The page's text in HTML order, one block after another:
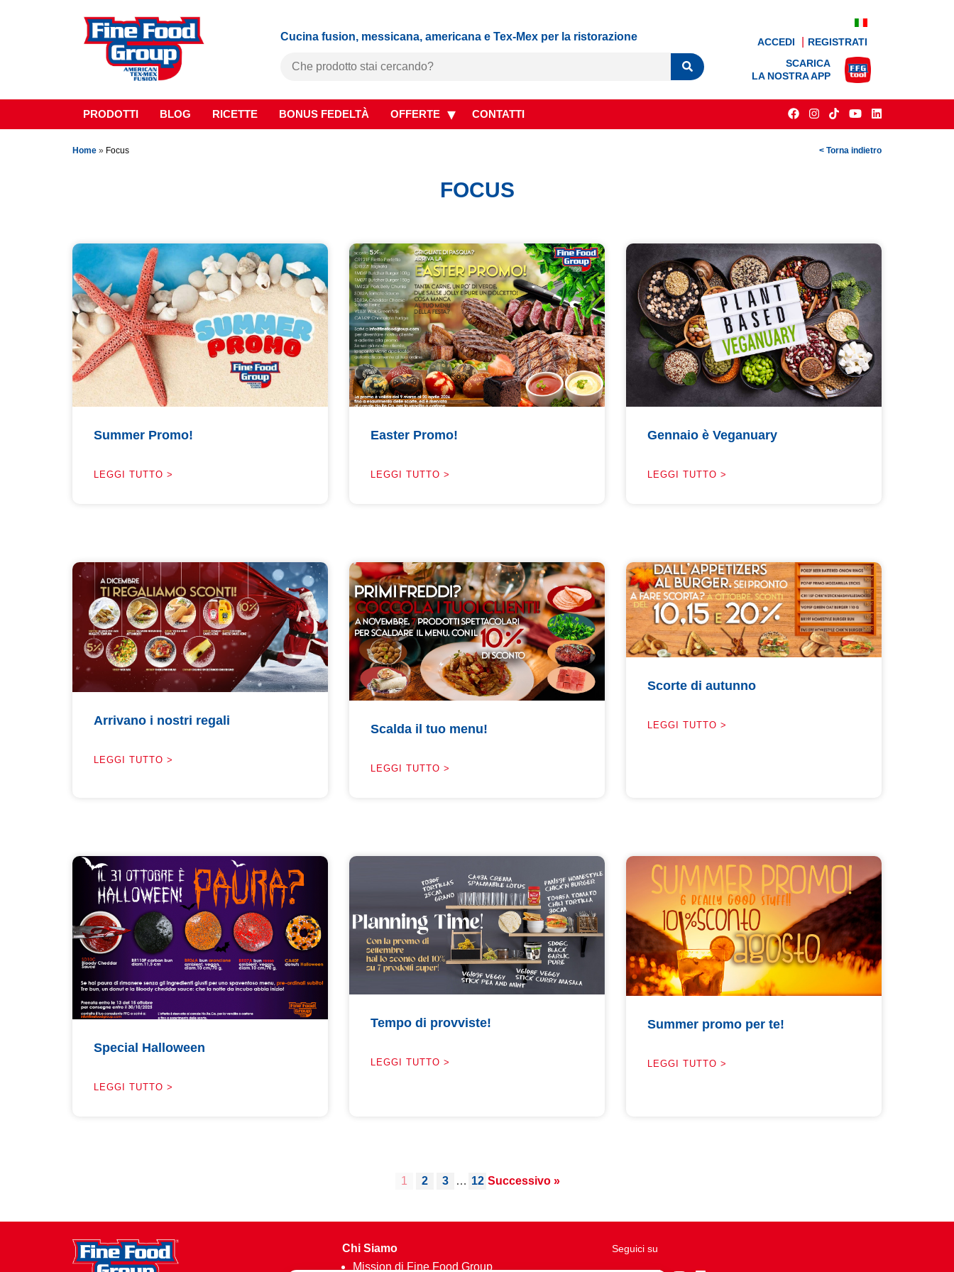
Cucina fusion, messicana, americana e Tex-Mex per la ristorazione ACCEDI
REGISTRATI
SCARICA
LA NOSTRA APP
PRODOTTI BLOG RICETTE BONUS FEDELTÀ OFFERTE CONTATTI
Home » Focus < Torna indietro
FOCUS
Summer Promo!
LEGGI TUTTO >
Easter Promo!
LEGGI TUTTO >
Gennaio è Veganuary
LEGGI TUTTO >
Arrivano i nostri regali
LEGGI TUTTO >
Scalda il tuo menu!
LEGGI TUTTO >
Scorte di autunno
LEGGI TUTTO >
Special Halloween
LEGGI TUTTO >
Tempo di provviste!
LEGGI TUTTO >
Summer promo per te!
LEGGI TUTTO >
1 2 3 … 12 Successivo »
Chi Siamo
Mission di Fine Food Group
Seguici su